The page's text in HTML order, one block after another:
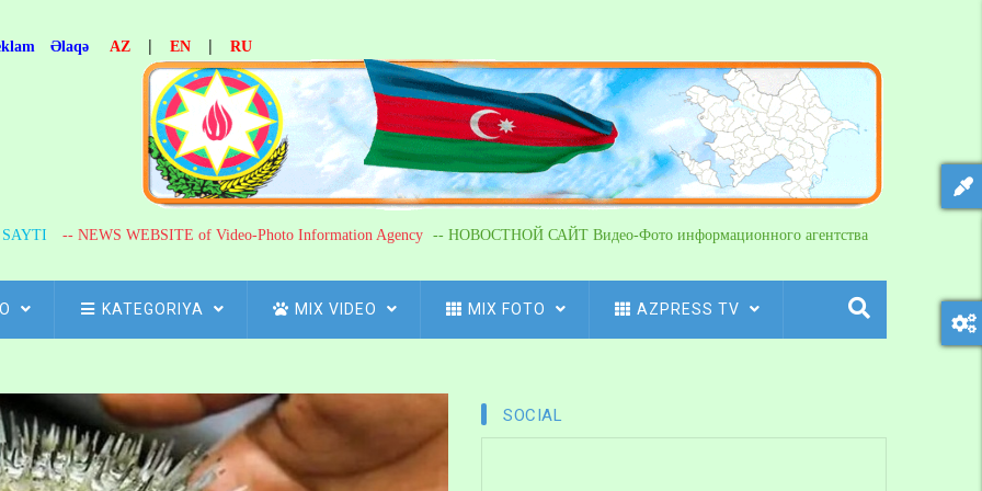
Əlaqə AZ | EN | RU
-- NEWS WEBSITE of Video-Photo Information Agency -- НОВОСТНОЙ САЙТ Видео-Фото информационного агентства
KATEGORIYA MIX VIDEO MIX FOTO AZPRESS TV
SOCIAL